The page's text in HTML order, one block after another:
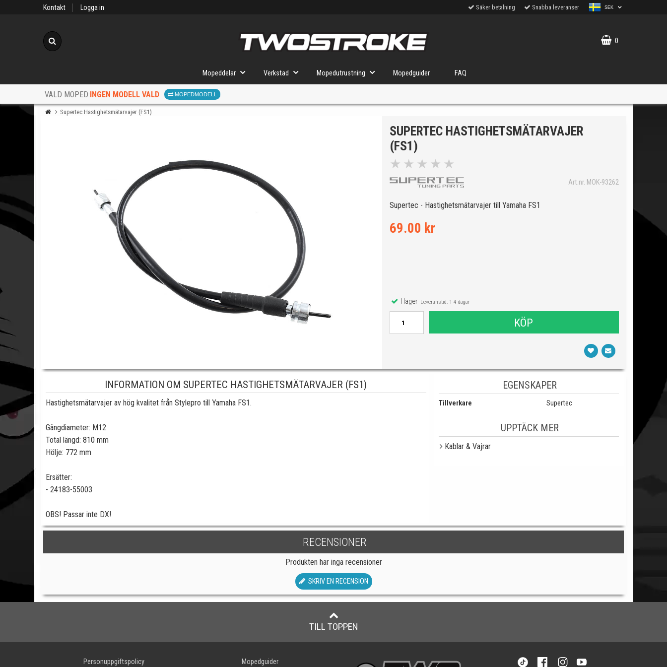
Kontakt Logga in Säker betalning Snabba leveranser SEK
0
Mopeddelar Verkstad Mopedutrustning Mopedguider FAQ
VALD MOPED:INGEN MODELL VALD MOPEDMODELL
FÖR RÄTT DELAR
När du valt kommer butiken visa delar för vald moped och universella produkter.
Supertec Hastighetsmätarvajer (FS1)
SUPERTEC HASTIGHETSMÄTARVAJER
(FS1)
★ ★ ★ ★ ★
Art.nr. MOK-93262
Supertec - Hastighetsmätarvajer till Yamaha FS1
69.00 kr
I lagerLeveranstid: 1-4 dagar
KÖP
INFORMATION OM SUPERTEC HASTIGHETSMÄTARVAJER (FS1)
Hastighetsmätarvajer av hög kvalitet från Stylepro till Yamaha FS1.
Gängdiameter: M12
Total längd: 810 mm
Hölje: 772 mm
Ersätter:
- 24183-55003
OBS! Passar inte DX!
EGENSKAPER
Tillverkare Supertec
UPPTÄCK MER
Kablar & Vajrar
RECENSIONER
Produkten har inga recensioner
SKRIV EN RECENSION
TILL TOPPEN
Personuppgiftspolicy Mopedguider